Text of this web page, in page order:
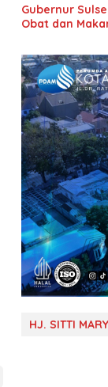
Gubernur
Obat dan
HJ. SITTI